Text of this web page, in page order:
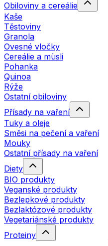
Obiloviny a cereálie
Kaše
Těstoviny
Granola
Ovesné vločky
Cereálie a müsli
Pohanka
Quinoa
Rýže
Ostatní obiloviny
Přísady na vaření
Tuky a oleje
Směsi na pečení a vaření
Mouky
Ostatní přísady na vaření
Diety
BIO produkty
Veganské produkty
Bezlepkové produkty
Bezlaktózové produkty
Vegetariánské produkty
Proteiny